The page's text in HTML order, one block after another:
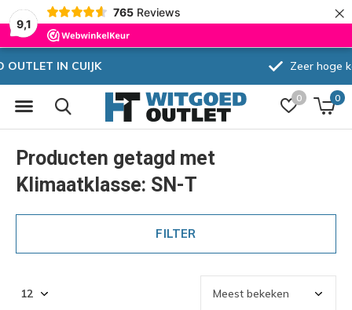
9,1
765 Reviews ×
0 0
Producten getagd met
Klimaatklasse: SN-T
FILTER